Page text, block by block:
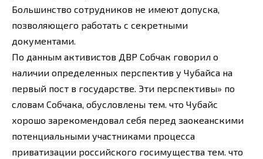
Большинство сотрудников не имеют допуска,
позволяющего работать с секретными
документами.
По данным активистов ДВР Собчак говорил о
наличии определенных перспектив у Чубайса на
первый пост в государстве. Эти перспективы» по
словам Собчака, обусловлены тем. что Чубайс
хорошо зарекомендовал себя перед заокеанскими
потенциальными участниками процесса
приватизации российского госимущества тем. что